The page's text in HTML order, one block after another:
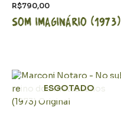
R$790,00
Som Imaginário (1973)
ESGOTADO